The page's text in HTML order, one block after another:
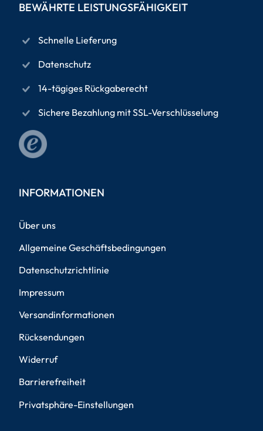
BEWÄHRTE LEISTUNGSFÄHIGKEIT
Schnelle Lieferung
Datenschutz
14-tägiges Rückgaberecht
Sichere Bezahlung mit SSL-Verschlüsselung
INFORMATIONEN
Über uns
Allgemeine Geschäftsbedingungen
Datenschutzrichtlinie
Impressum
Versandinformationen
Rücksendungen
Widerruf
Barrierefreiheit
Privatsphäre-Einstellungen